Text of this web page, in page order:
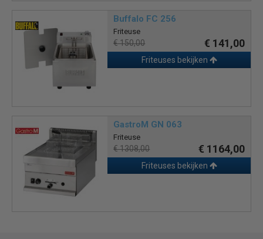
Buffalo FC 256
Friteuse
€ 150,00 € 141,00
Friteuses bekijken
GastroM GN 063
Friteuse
€ 1308,00 € 1164,00
Friteuses bekijken